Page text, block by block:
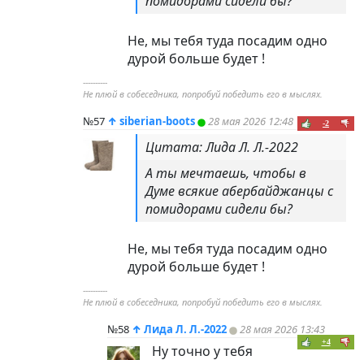
Не, мы тебя туда посадим одно
дурой больше будет !
----------
Не плюй в собеседника, попробуй победить его в мыслях.
№57 ↑ siberian-boots 28 мая 2026 12:48 -2
Цитата: Лида Л. Л.-2022
А ты мечтаешь, чтобы в
Думе всякие абербайджанцы с
помидорами сидели бы?
Не, мы тебя туда посадим одно
дурой больше будет !
----------
Не плюй в собеседника, попробуй победить его в мыслях.
№58 ↑ Лида Л. Л.-2022 28 мая 2026 13:43
+4
Ну точно у тебя